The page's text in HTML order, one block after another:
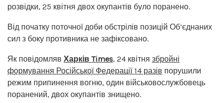
розвідки, 25 квітня двох окупантів було поранено.
Від початку поточної доби обстрілів позицій Об’єднаних
сил з боку противника не зафіксовано.
Як повідомляв Харків Times, 24 квітня збройні
формування Російської Федерації 14 разів порушили
режим припинення вогню, один військовослужбовець
поранений, двох окупантів знищено.